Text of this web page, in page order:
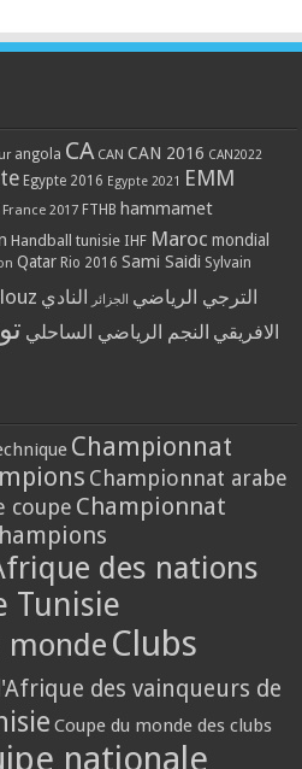
angola CA CAN CAN 2016 CAN2022
Egypte 2016 Egypte 2021 EMM
France 2017 FTHB hammamet
Handball tunisie IHF Maroc mondial
Qatar Rio 2016 Sami Saidi Sylvain
الترجي الرياضي الجزائر النادي
الافريقي النجم الرياضي الساحلي
Championnat
Championnat arabe
coupe Championnat
des nations
Tunisie
monde Clubs
des vainqueurs de
Coupe du monde des clubs
nationale